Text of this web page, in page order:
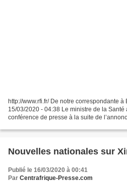
http://www.rfi.fr/ De notre correspondante
15/03/2020 - 04:38 Le ministre de la
conférence de presse à la suite de
Nouvelles nationales sur
Publié le 16/03/2020 à 00:41
Par Centrafrique-Presse.com